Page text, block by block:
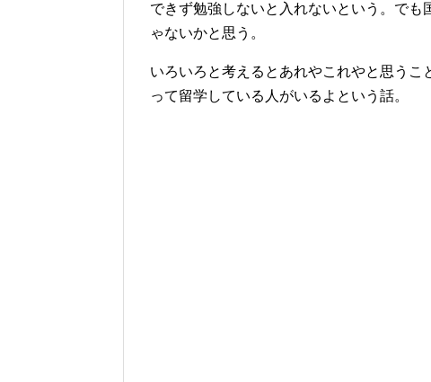
できず勉強しないと入れないという。で
ゃないかと思う。
いろいろと考えるとあれやこれやと思う
って留学している人がいるよという話。